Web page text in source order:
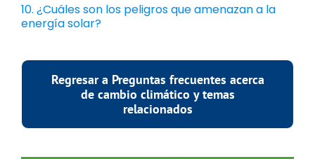
10. ¿Cuáles son los peligros que amenazan a la
energía solar?
Regresar a Preguntas frecuentes acerca
de cambio climático y temas
relacionados